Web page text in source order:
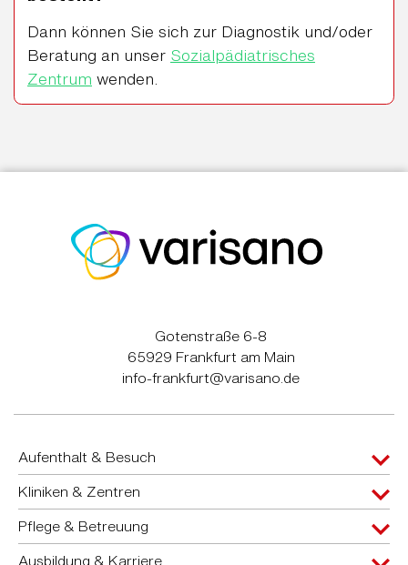
Dann können Sie sich zur Diagnostik und/oder
Beratung an unser Sozialpädiatrisches
Zentrum wenden.
Gotenstraße 6-8
65929 Frankfurt am Main
info-frankfurt@varisano.de
Aufenthalt & Besuch
Kliniken & Zentren
Pflege & Betreuung
Ausbildung & Karriere